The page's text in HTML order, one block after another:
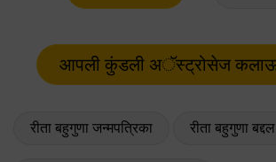
रीता बहुगुणा जन्मपत्रिका रीता बहुगुणा बद्दल